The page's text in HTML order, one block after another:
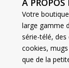
A
Votre
large gamme
série-télé,
cookies,
que de la